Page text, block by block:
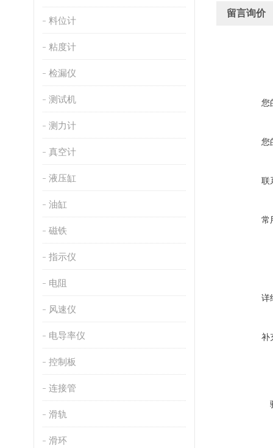
料位计
粘度计
检漏仪
测试机
测力计
真空计
液压缸
油缸
磁铁
指示仪
电阻
风速仪
电导率仪
控制板
连接管
滑轨
滑环
留言询价
您
您
联
常
详
补